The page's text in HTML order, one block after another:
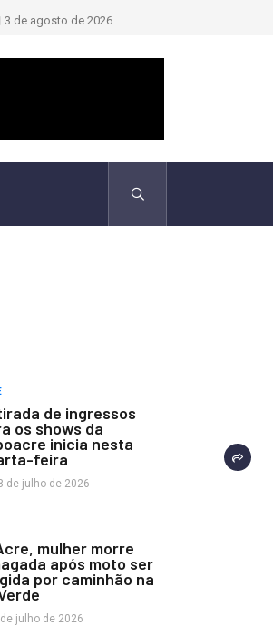
TCU identificou desvios de dinheiro
3 de agosto de 2026
de ingressos
os shows da
inicia nesta
feira
de julho de 2026
mulher morre
após moto ser
por caminhão na
julho de 2026